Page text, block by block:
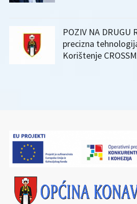
POZIV NA DRUGU
precizna
Korištenje